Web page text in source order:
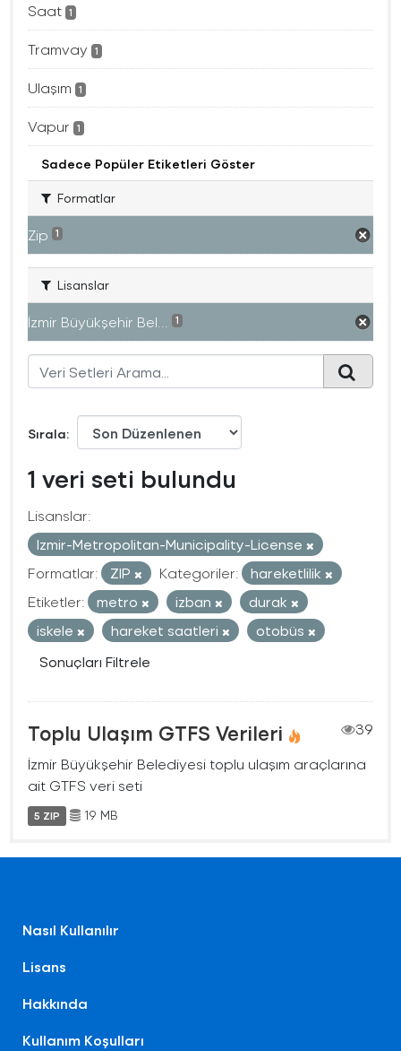
Saat 1
Tramvay 1
Ulaşım 1
Vapur 1
Sadece Popüler Etiketleri Göster
Formatlar
Zip 1
Lisanslar
İzmir Büyükşehir Bel... 1
Sırala
1 veri seti bulundu
Lisanslar:
Izmir-Metropolitan-Municipality-License
Formatlar:
ZIP Kategoriler:
hareketlilik
Etiketler:
metro izban
durak
iskele
hareket saatleri
otobüs
Sonuçları Filtrele
Toplu Ulaşım GTFS Verileri
39
İzmir Büyükşehir Belediyesi toplu ulaşım araçlarına
ait GTFS veri seti
5 ZIP 19 MB
Nasıl Kullanılır
Lisans
Hakkında
Kullanım Koşulları